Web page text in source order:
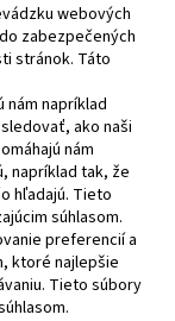
webových
zabezpečených
stránok. Táto
napríklad
ako naši
nám
napríklad tak, že
hľadajú. Tieto
súhlasom.
preferencií a
ktoré najlepšie
Tieto súbory